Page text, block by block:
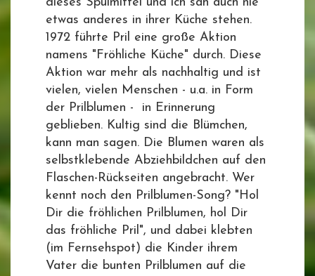
etwas anderes in ihrer Küche stehen.
1972 führte Pril eine große Aktion
namens "Fröhliche Küche" durch. Diese
Aktion war mehr als nachhaltig und ist
vielen, vielen Menschen - u.a. in Form
der Prilblumen - in Erinnerung
geblieben. Kultig sind die Blümchen,
kann man sagen. Die Blumen waren als
selbstklebende Abziehbildchen auf den
Flaschen-Rückseiten angebracht. Wer
kennt noch den Prilblumen-Song? "Hol
Dir die fröhlichen Prilblumen, hol Dir
das fröhliche Pril", und dabei klebten
(im Fernsehspot) die Kinder ihrem
Vater die bunten Prilblumen auf die